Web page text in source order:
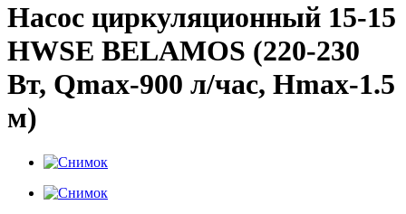
Насос циркуляционный 15-15
HWSE BELAMOS (220-230
Вт, Qmax-900 л/час, Hmax-1.5
м)